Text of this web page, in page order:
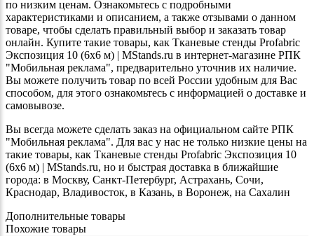
по низким ценам. Ознакомьтесь с подробными
характеристиками и описанием, а также отзывами о данном
товаре, чтобы сделать правильный выбор и заказать товар
онлайн. Купите такие товары, как Тканевые стенды Profabric
Экспозиция 10 (6х6 м) | MStands.ru в интернет-магазине РПК
"Мобильная реклама", предварительно уточнив их наличие.
Вы можете получить товар по всей России удобным для Вас
способом, для этого ознакомьтесь с информацией о доставке и
самовывозе.
Вы всегда можете сделать заказ на официальном сайте РПК
"Мобильная реклама". Для вас у нас не только низкие цены на
такие товары, как Тканевые стенды Profabric Экспозиция 10
(6х6 м) | MStands.ru, но и быстрая доставка в ближайшие
города: в Москву, Санкт-Петербург, Астрахань, Сочи,
Краснодар, Владивосток, в Казань, в Воронеж, на Сахалин
Дополнительные товары
Похожие товары